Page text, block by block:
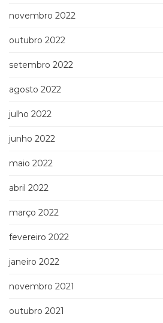
novembro 2022
outubro 2022
setembro 2022
agosto 2022
julho 2022
junho 2022
maio 2022
abril 2022
março 2022
fevereiro 2022
janeiro 2022
novembro 2021
outubro 2021